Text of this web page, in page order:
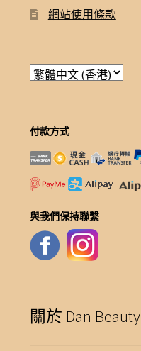
網站使用條款
付款方式
與我們保持聯繫
關於 Dan Beauty